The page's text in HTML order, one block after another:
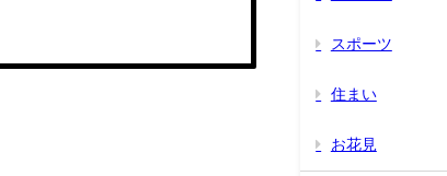
スポーツ
住まい
お花見